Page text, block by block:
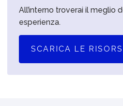
All’interno troverai il meglio
esperienza.
SCARICA LE